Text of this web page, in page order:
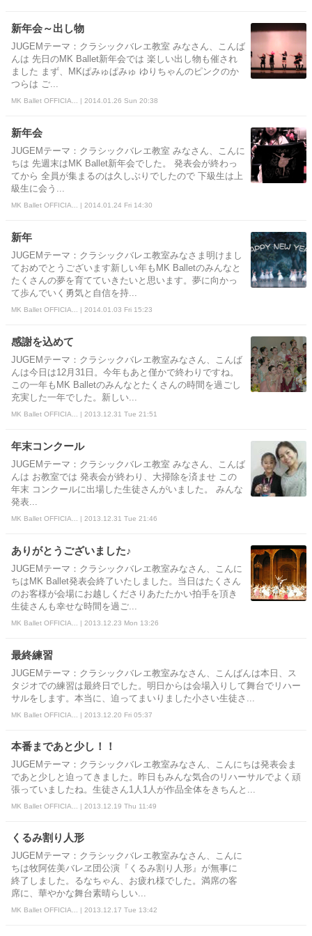
新年会～出し物
JUGEMテーマ：クラシックバレエ教室 みなさん、こんば
んは 先日のMK Ballet新年会では 楽しい出し物も催され
ました まず、MKぱみゅぱみゅ ゆりちゃんのピンクのか
つらは ご...
MK Ballet OFFICIA... | 2014.01.26 Sun 20:38
新年会
JUGEMテーマ：クラシックバレエ教室 みなさん、こんに
ちは 先週末はMK Ballet新年会でした。 発表会が終わっ
てから 全員が集まるのは久しぶりでしたので 下級生は上
級生に会う...
MK Ballet OFFICIA... | 2014.01.24 Fri 14:30
新年
JUGEMテーマ：クラシックバレエ教室みなさま明けまし
ておめでとうございます新しい年もMK Balletのみんなと
たくさんの夢を育てていきたいと思います。夢に向かっ
て歩んでいく勇気と自信を持...
MK Ballet OFFICIA... | 2014.01.03 Fri 15:23
感謝を込めて
JUGEMテーマ：クラシックバレエ教室みなさん、こんば
んは今日は12月31日。今年もあと僅かで終わりですね。
この一年もMK Balletのみんなとたくさんの時間を過ごし
充実した一年でした。新しい...
MK Ballet OFFICIA... | 2013.12.31 Tue 21:51
年末コンクール
JUGEMテーマ：クラシックバレエ教室 みなさん、こんば
んは お教室では 発表会が終わり、大掃除を済ませ この
年末 コンクールに出場した生徒さんがいました。 みんな
発表...
MK Ballet OFFICIA... | 2013.12.31 Tue 21:46
ありがとうございました♪
JUGEMテーマ：クラシックバレエ教室みなさん、こんに
ちはMK Ballet発表会終了いたしました。当日はたくさん
のお客様が会場にお越しくださりあたたかい拍手を頂き
生徒さんも幸せな時間を過ご...
MK Ballet OFFICIA... | 2013.12.23 Mon 13:26
最終練習
JUGEMテーマ：クラシックバレエ教室みなさん、こんばんは本日、ス
タジオでの練習は最終日でした。明日からは会場入りして舞台でリハー
サルをします。本当に、迫ってまいりました小さい生徒さ...
MK Ballet OFFICIA... | 2013.12.20 Fri 05:37
本番まであと少し！！
JUGEMテーマ：クラシックバレエ教室みなさん、こんにちは発表会ま
であと少しと迫ってきました。昨日もみんな気合のリハーサルでよく頑
張っていましたね。生徒さん1人1人が作品全体をきちんと...
MK Ballet OFFICIA... | 2013.12.19 Thu 11:49
くるみ割り人形
JUGEMテーマ：クラシックバレエ教室みなさん、こんに
ちは牧阿佐美バレヱ団公演『くるみ割り人形』が無事に
終了しました。るなちゃん、お疲れ様でした。満席の客
席に、華やかな舞台素晴らしい...
MK Ballet OFFICIA... | 2013.12.17 Tue 13:42